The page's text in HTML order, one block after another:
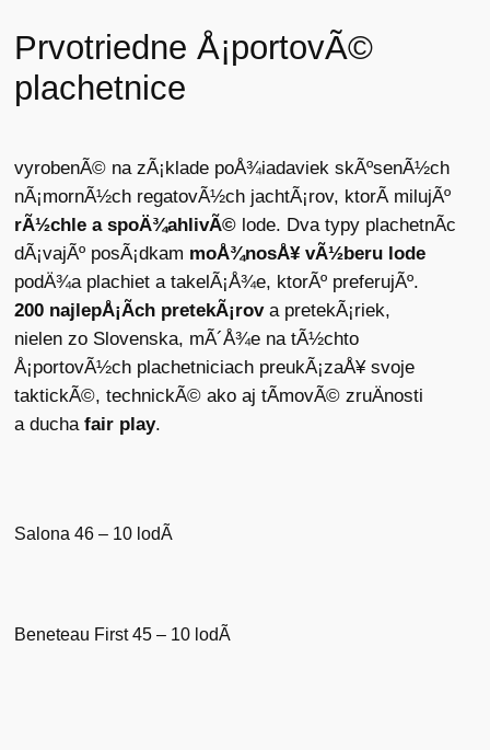
Prvotriedne Å¡portovÃ©
plachetnice
vyrobenÃ© na zÃ¡klade poÅ¾iadaviek skÃºsenÃ½ch
nÃ¡mornÃ½ch regatovÃ½ch jachtÃ¡rov, ktorÃ­ milujÃº
rÃ½chle a spoÄ¾ahlivÃ© lode. Dva typy plachetnÃ­c
dÃ¡vajÃº posÃ¡dkam moÅ¾nosÅ¥ vÃ½beru lode
podÄ¾a plachiet a takelÃ¡Å¾e, ktorÃº preferujÃº.
200 najlepÅ¡Ã­ch pretekÃ¡rova pretekÃ¡riek,
nielen zo Slovenska, mÃ´Å¾e na tÃ½chto
Å¡portovÃ½ch plachetniciach preukÃ¡zaÅ¥ svoje
taktickÃ©, technickÃ© ako aj tÃ­movÃ© zruÄnosti
a duchafair play.
Salona 46 – 10 lodÃ­
Beneteau First 45 – 10 lodÃ­